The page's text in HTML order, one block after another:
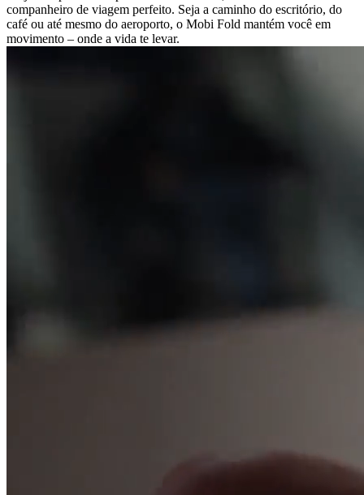
companheiro de viagem perfeito. Seja a caminho do escritório, do
café ou até mesmo do aeroporto, o Mobi Fold mantém você em
movimento – onde a vida te levar.